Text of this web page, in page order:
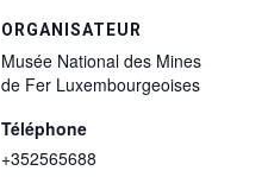
ORGANISATEUR
Musée National des Mines
de Fer Luxembourgeoises
Téléphone
+352565688